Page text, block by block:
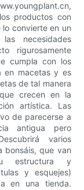
productos con
convierte en un
necesidades
rigurosamente
cumpla con los
en macetas y es
de tal manera
crecen en la
artística. Las
de parecerse a
antigua pero
varios
bonsáis, que van
estructura y
y esquejes)
en una tienda.